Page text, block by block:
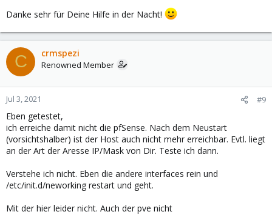
iface enp4s0f1 inet manual
iface enp4s0f3 inet manual
iface ens7 inet manual
auto bond0
   bond-miimon 100
   bond-mode active-backup
   bond-primary ens7
auto vmbr0
   bridge-ports bond0
   bridge-stp off
   bridge-fd 0
   bridge-vlan-aware yes
   bridge-vids 1-4094
Danke sehr für Deine Hilfe in der Nacht!
C crmspezi
Renowned Member
Jul 3, 2021 #9
Eben getestet,
ich erreiche damit nicht die pfSense. Nach dem Neustart
(vorsichtshalber) ist der Host auch nicht mehr erreichbar. Evtl. liegt
an der Art der Aresse IP/Mask von Dir. Teste ich dann.
Verstehe ich nicht. Eben die andere interfaces rein und
/etc/init.d/neworking restart und geht.
Mit der hier leider nicht. Auch der pve nicht